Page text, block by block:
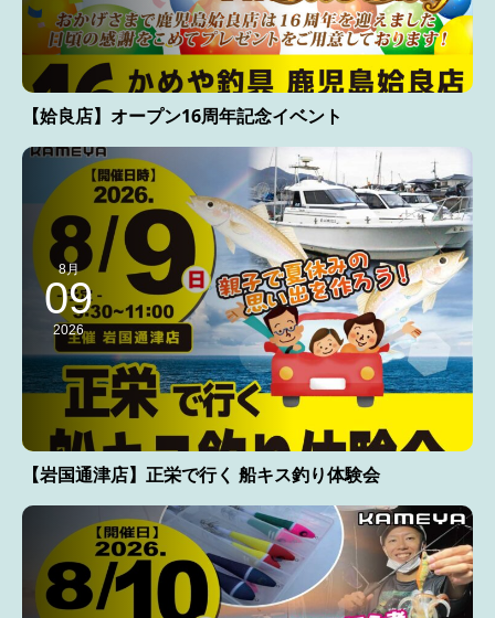
【姶良店】オープン16周年記念イベント
8月
09
2026
【岩国通津店】正栄で行く 船キス釣り体験会